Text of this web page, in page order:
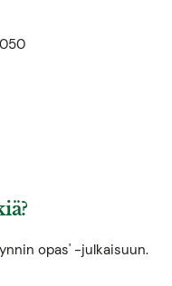
opas' -julkaisuun.